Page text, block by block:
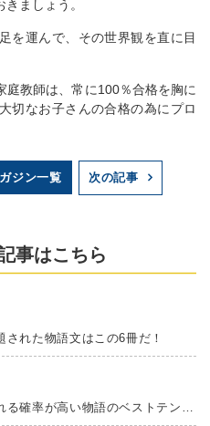
ましょう。
を運んで、その世界観を直に目
庭教師は、常に100％合格を胸に
切なお子さんの合格の為にプロ
ジン一覧 次の記事
事はこちら
れた物語文はこの6冊だ！